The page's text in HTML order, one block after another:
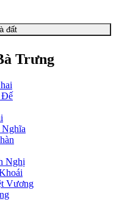
đất
Trưng
Đế
Nghị
Vương